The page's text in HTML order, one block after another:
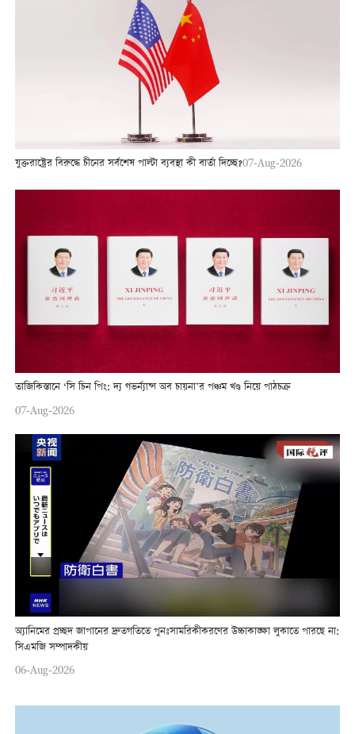
যুক্তরাষ্ট্রের বিরুদ্ধে চীনের সর্বশেষ পাল্টা ব্যবস্থা কী বার্তা দিচ্ছে?07-Aug-2026
তাজিকিস্তানে ‘সি চিন পিং: দ্য গভর্ন্যান্স অব চায়না’র পঞ্চম খণ্ড নিয়ে পাঠচক্র
07-Aug-2026
অ্যানিমের প্রচ্ছদ জাপানের দ্রুতগতিতে পুনঃসামরিকীকরণের উচ্চাকাঙ্ক্ষা লুকাতে পারছে না:
সিএমজি সম্পাদকীয়
06-Aug-2026